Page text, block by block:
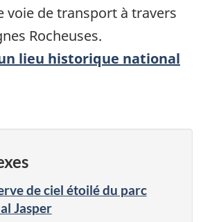
voie de transport à travers
Rocheuses.
lieu historique national
de ciel étoilé du parc
Jasper